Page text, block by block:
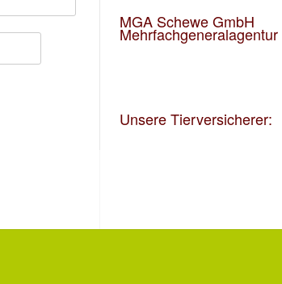
MGA Schewe GmbH
Mehrfachgeneralagentur
Unsere Tierversicherer: